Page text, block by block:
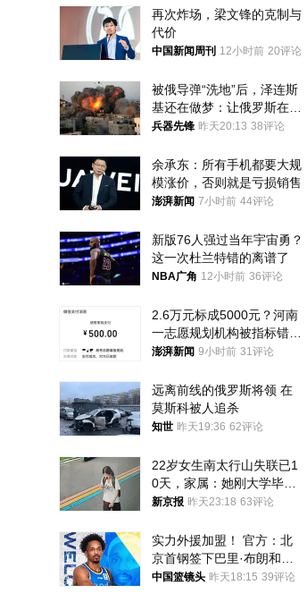
再次炸场，梁文锋的克制与
代价
中国新闻周刊 12小时前 20评论
被俄导弹“洗地”后，泽连斯
基还在做梦：让俄罗斯在冬
季前求和？
兵器先锋 昨天20:13 38评论
余承东：所有手机都要大规
模涨价，否则就是亏损销售
澎湃新闻 7小时前 44评论
新版76人强过当年宇宙勇？
这一次杜兰特错的离谱了
NBA广角 12小时前 36评论
2.6万元标成5000元？河南
一志愿规划机构被指标错学
费致考生复读
澎湃新闻 9小时前 31评论
远离前线的俄罗斯将领 在
莫斯科被人追杀
知世 昨天19:36 62评论
22岁女生南太行山失联已1
0天，家属：她刚大学毕业
想到山里旅行
新京报 昨天23:18 63评论
实力外援加盟！ 官方：北
京首钢签下巴里·布朗和桑
普森
中国篮镜头 昨天18:15 39评论